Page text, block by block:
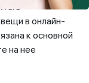
в
в онлайн-
к основной
на нее